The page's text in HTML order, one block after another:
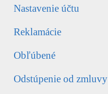
Nastavenie účtu
Reklamácie
Obľúbené
Odstúpenie od zmluvy